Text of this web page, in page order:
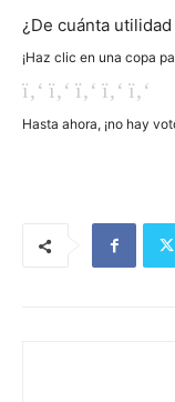
¿De cuánta
¡Haz clic en una copa
Hasta ahora, ¡no hay